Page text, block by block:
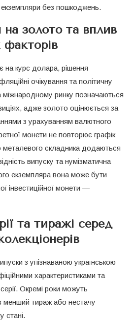
без пошкоджень.
на золото та вплив
на курс долара, рішення
очікування та політичну
міжнародному ринку позначаються
адже золото оцінюється за
з урахуванням валютного
монети не повторює графік
металевого складника додаються
випуску та нумізматична
екземпляра вона може бути
інвестиційної монети —
та тиражі серед
з упізнаваною українською
характеристиками та
Окремі роки можуть
менший тираж або нестачу
стані.